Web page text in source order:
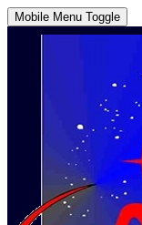
Mobile Menu Toggle